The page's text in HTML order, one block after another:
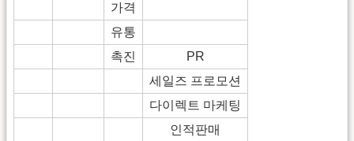
가격
유통
촉진
PR
세일즈 프로모션
다이렉트 마케팅
인적판매